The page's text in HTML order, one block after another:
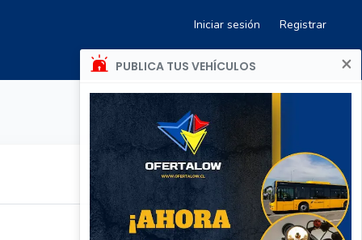
Iniciar sesión Registrar
PUBLICA TUS VEHÍCULOS ×